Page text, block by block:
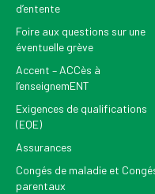
d’entente
Foire aux questions sur une
éventuelle grève
Accent – ACCès à
l’enseignemENT
Exigences de qualifications
(EQE)
Assurances
Congés de maladie et
parentaux